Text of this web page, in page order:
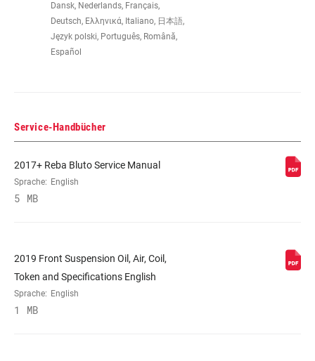
FEDERWEG (MM) 100mm, 80mm, 90mm
FARBE (FS) Diffusion Black, Gloss Black
STEUERROHR Tapered
ACHSE
Dansk, Nederlands, Français,
Deutsch, Ελληνικά, Italiano, 日本語,
Język polski, Português, Română,
Español
Service-Handbücher
2017+ Reba Bluto Service Manual
Sprache: English
5 MB
2019 Front Suspension Oil, Air, Coil,
Token and Specifications English
Sprache: English
1 MB